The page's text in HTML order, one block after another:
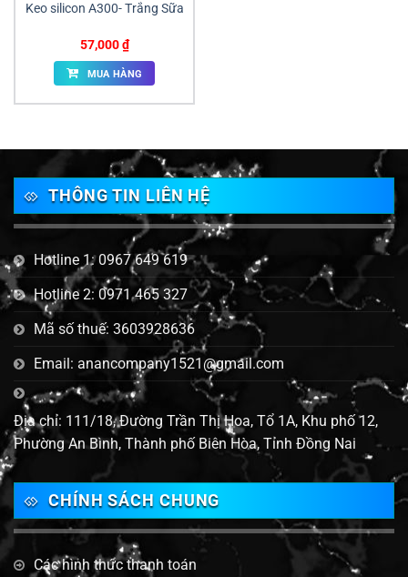
Keo silicon A300- Trắng Sữa
57,000₫
MUA HÀNG
THÔNG TIN LIÊN HỆ
Hotline 1: 0967 649 619
Hotline 2: 0971 465 327
Mã số thuế: 3603928636
Email: anancompany1521@gmail.com
Địa chỉ: 111/18, Đường Trần Thị Hoa, Tổ 1A, Khu phố 12,
Phường An Bình, Thành phố Biên Hòa, Tỉnh Đồng Nai
CHÍNH SÁCH CHUNG
Các hình thức thanh toán